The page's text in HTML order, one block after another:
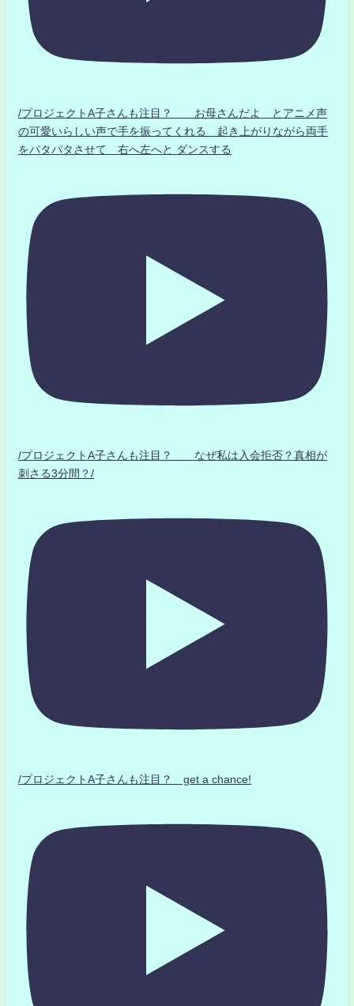
/プロジェクトA子さんも注目？ お母さんだよ とアニメ声
の可愛いらしい声で手を振ってくれる 起き上がりながら両手
をパタパタさせて 右へ左へと ダンスする
/プロジェクトA子さんも注目？ なぜ私は入会拒否？真相が
刺さる3分間？/
/プロジェクトA子さんも注目？ get a chance!